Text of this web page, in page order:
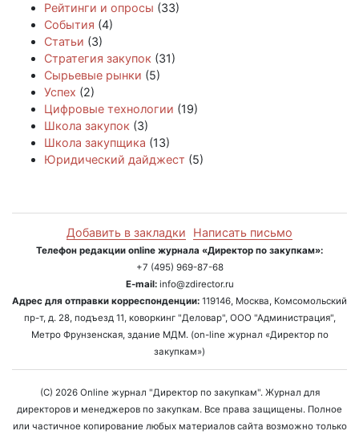
Рейтинги и опросы (33)
События (4)
Статьи (3)
Стратегия закупок (31)
Сырьевые рынки (5)
Успех (2)
Цифровые технологии (19)
Школа закупок (3)
Школа закупщика (13)
Юридический дайджест (5)
Добавить в закладки Написать письмо
Телефон редакции online журнала «Директор по закупкам»:
+7 (495) 969-87-68
E-mail:info@zdirector.ru
Адрес для отправки корреспонденции: 119146, Москва, Комсомольский
пр-т, д. 28, подъезд 11, коворкинг "Деловар", ООО "Администрация",
Метро Фрунзенская, здание МДМ. (on-line журнал «Директор по
закупкам»)
(C) 2026 Online журнал "Директор по закупкам". Журнал для
директоров и менеджеров по закупкам. Все права защищены. Полное
или частичное копирование любых материалов сайта возможно только